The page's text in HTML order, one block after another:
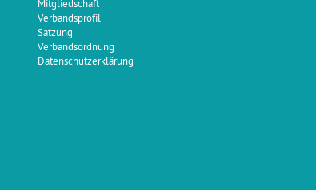
Mitgliedschaft
Verbandsprofil
Satzung
Verbandsordnung
Datenschutzerklärung